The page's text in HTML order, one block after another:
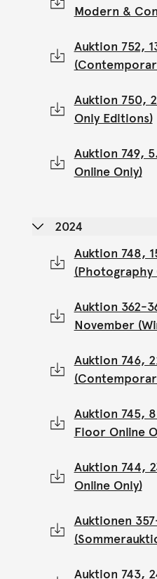
Modern &
Auktion 752,
Auktion 750,
Only Editions)
Auktion 749,
Online Only)
2024
Auktion 748,
(Photography
Auktion 362-
November
Auktion 746,
Auktion 745,
Floor Online
Auktion 744,
Online Only)
Auktionen
Auktion 743,